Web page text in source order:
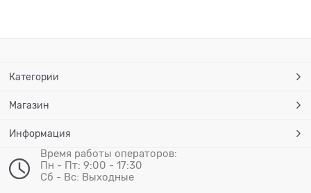
Категории
Магазин
Информация
Время работы операторов:
Пн - Пт: 9:00 - 17:30
Сб - Вс: Выходные